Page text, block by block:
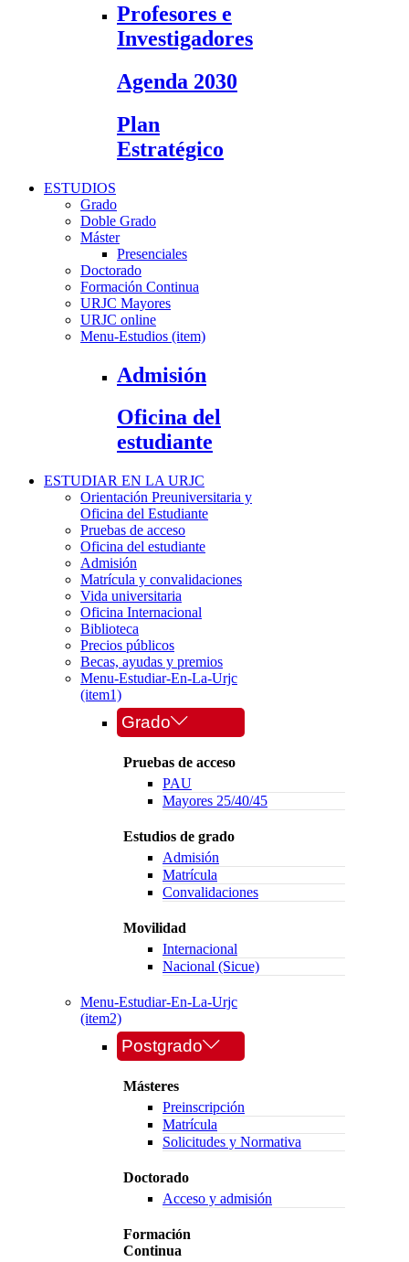
Profesores e
Investigadores
Agenda 2030
Plan
Estratégico
ESTUDIOS
Grado
Doble Grado
Máster
Presenciales
Doctorado
Formación Continua
URJC Mayores
URJC online
Menu-Estudios (item)
Admisión
Oficina del
estudiante
ESTUDIAR EN LA URJC
Orientación Preuniversitaria y
Oficina del Estudiante
Pruebas de acceso
Oficina del estudiante
Admisión
Matrícula y convalidaciones
Vida universitaria
Oficina Internacional
Biblioteca
Precios públicos
Becas, ayudas y premios
Menu-Estudiar-En-La-Urjc
(item1)
Grado
Pruebas de acceso
PAU
Mayores 25/40/45
Estudios de grado
Admisión
Matrícula
Convalidaciones
Movilidad
Internacional
Nacional (Sicue)
Menu-Estudiar-En-La-Urjc
(item2)
Postgrado
Másteres
Preinscripción
Matrícula
Solicitudes y Normativa
Doctorado
Acceso y admisión
Formación
Continua